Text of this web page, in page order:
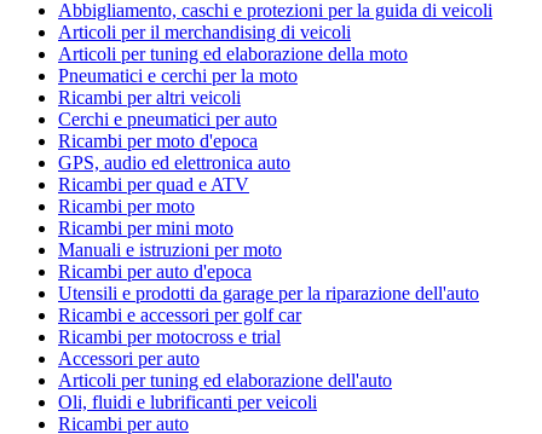
Abbigliamento, caschi e protezioni per la guida di veicoli
Articoli per il merchandising di veicoli
Articoli per tuning ed elaborazione della moto
Pneumatici e cerchi per la moto
Ricambi per altri veicoli
Cerchi e pneumatici per auto
Ricambi per moto d'epoca
GPS, audio ed elettronica auto
Ricambi per quad e ATV
Ricambi per moto
Ricambi per mini moto
Manuali e istruzioni per moto
Ricambi per auto d'epoca
Utensili e prodotti da garage per la riparazione dell'auto
Ricambi e accessori per golf car
Ricambi per motocross e trial
Accessori per auto
Articoli per tuning ed elaborazione dell'auto
Oli, fluidi e lubrificanti per veicoli
Ricambi per auto